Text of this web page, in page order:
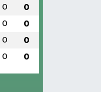
0 0
0 0
0 0
0 0